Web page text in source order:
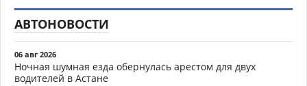
АВТОНОВОСТИ
06 авг 2026
Ночная шумная езда обернулась арестом для двух
водителей в Астане